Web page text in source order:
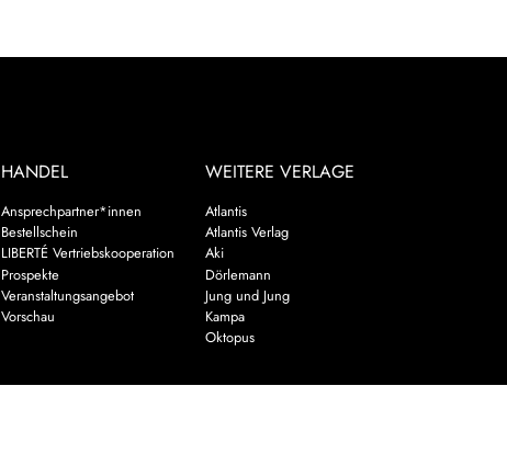
HANDEL
Ansprechpartner*innen
Bestellschein
LIBERTÉ Vertriebskooperation
Prospekte
Veranstaltungsangebot
Vorschau
WEITERE VERLAGE
Atlantis
Atlantis Verlag
Aki
Dörlemann
Jung und Jung
Kampa
Oktopus